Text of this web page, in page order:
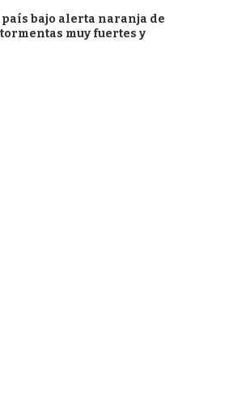
país bajo alerta naranja de
muy fuertes y